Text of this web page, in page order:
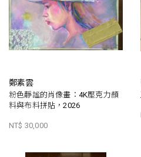
鄭素雲
粉色靜謐的肖像畫：4K壓克力顏
料與布料拼貼，2026
NT$ 30,000